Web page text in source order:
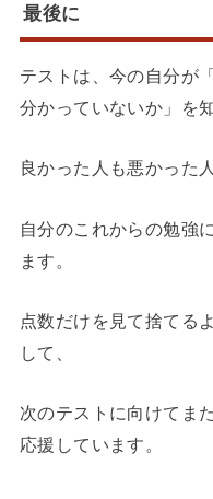
最後に
テストは、今の自分が
分かっていないか」を
良かった人も悪かった
自分のこれからの勉強
ます。
点数だけを見て捨てる
して、
次のテストに向けてま
応援しています。